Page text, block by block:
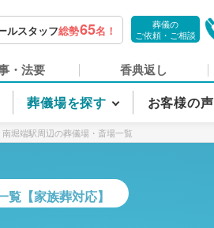
ルスタッフ総勢65名！
葬儀の
ご依頼・ご相談
・法要 香典返し
葬儀場を探す お客様の声
南堀端駅周辺の葬儀場・斎場一覧
【家族葬対応】